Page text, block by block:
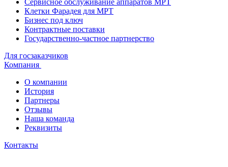
Сервисное обслуживание аппаратов МРТ
Клетки Фарадея для МРТ
Бизнес под ключ
Контрактные поставки
Государственно-частное партнерство
Для госзаказчиков
Компания
О компании
История
Партнеры
Отзывы
Наша команда
Реквизиты
Контакты